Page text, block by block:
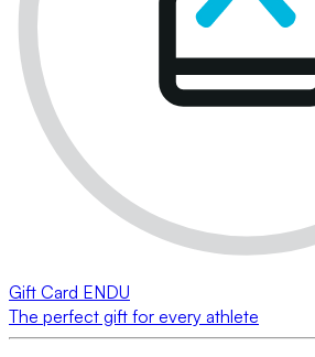
Gift Card ENDU
The perfect gift for every athlete